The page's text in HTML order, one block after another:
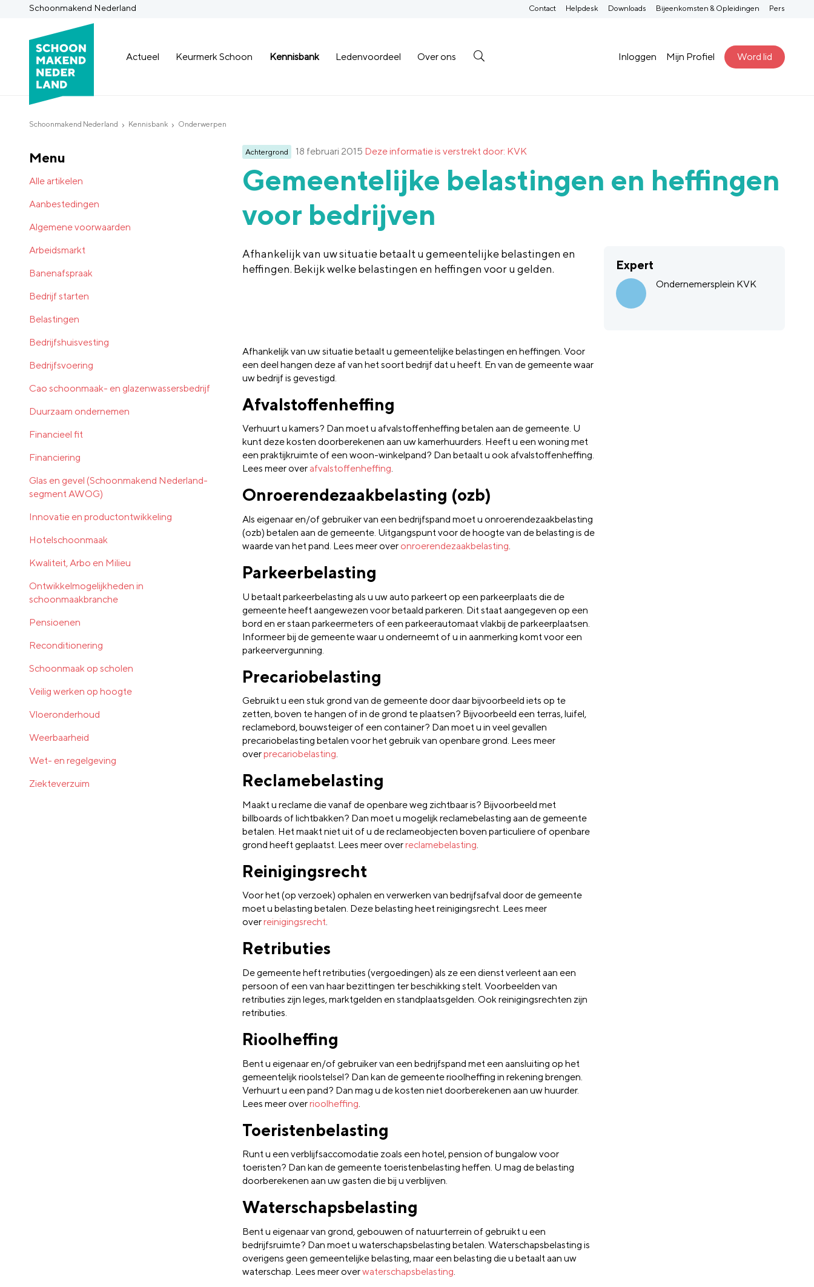
Schoonmakend Nederland
Actueel Keurmerk Schoon Kennisbank Ledenvoordeel Over ons Inloggen Mijn Profiel Word lid
Contact Helpdesk Downloads Bijeenkomsten & Opleidingen Pers
Schoonmakend Nederland Kennisbank Onderwerpen
Achtergrond 18 februari 2015 Deze informatie is verstrekt door: KVK
Gemeentelijke belastingen en heffingen
voor bedrijven
Afhankelijk van uw situatie betaalt u gemeentelijke belastingen en
heffingen. Bekijk welke belastingen en heffingen voor u gelden.
Expert
Ondernemersplein KVK
Afhankelijk van uw situatie betaalt u gemeentelijke belastingen en heffingen. Voor
een deel hangen deze af van het soort bedrijf dat u heeft. En van de gemeente waar
uw bedrijf is gevestigd.
Afvalstoffenheffing
Verhuurt u kamers? Dan moet u afvalstoffenheffing betalen aan de gemeente. U
kunt deze kosten doorberekenen aan uw kamerhuurders. Heeft u een woning met
een praktijkruimte of een woon-winkelpand? Dan betaalt u ook afvalstoffenheffing.
Lees meer over afvalstoffenheffing.
Onroerendezaakbelasting (ozb)
Als eigenaar en/of gebruiker van een bedrijfspand moet u onroerendezaakbelasting
(ozb) betalen aan de gemeente. Uitgangspunt voor de hoogte van de belasting is de
waarde van het pand. Lees meer over onroerendezaakbelasting.
Parkeerbelasting
U betaalt parkeerbelasting als u uw auto parkeert op een parkeerplaats die de
gemeente heeft aangewezen voor betaald parkeren. Dit staat aangegeven op een
bord en er staan parkeermeters of een parkeerautomaat vlakbij de parkeerplaatsen.
Informeer bij de gemeente waar u onderneemt of u in aanmerking komt voor een
parkeervergunning.
Precariobelasting
Gebruikt u een stuk grond van de gemeente door daar bijvoorbeeld iets op te
zetten, boven te hangen of in de grond te plaatsen? Bijvoorbeeld een terras, luifel,
reclamebord, bouwsteiger of een container? Dan moet u in veel gevallen
precariobelasting betalen voor het gebruik van openbare grond. Lees meer
overprecariobelasting.
Reclamebelasting
Maakt u reclame die vanaf de openbare weg zichtbaar is? Bijvoorbeeld met
billboards of lichtbakken? Dan moet u mogelijk reclamebelasting aan de gemeente
betalen. Het maakt niet uit of u de reclameobjecten boven particuliere of openbare
grond heeft geplaatst. Lees meer overreclamebelasting
Reinigingsrecht
Voor het (op verzoek) ophalen en verwerken van bedrijfsafval door de gemeente
moet u belasting betalen. Deze belasting heet reinigingsrecht. Lees meer
overreinigingsrecht.
Retributies
De gemeente heft retributies (vergoedingen) als ze een dienst verleent aan een
persoon of een van haar bezittingen ter beschikking stelt. Voorbeelden van
retributies zijn leges, marktgelden en standplaatsgelden. Ook reinigingsrechten zijn
retributies.
Rioolheffing
Bent u eigenaar en/of gebruiker van een bedrijfspand met een aansluiting op het
gemeentelijk rioolstelsel? Dan kan de gemeente rioolheffing in rekening brengen.
Verhuurt u een pand? Dan mag u de kosten niet doorberekenen aan uw huurder.
Lees meer overrioolheffing
Toeristenbelasting
Runt u een verblijfsaccomodatie zoals een hotel, pension of bungalow voor
toeristen? Dan kan de gemeente toeristenbelasting heffen. U mag de belasting
doorberekenen aan uw gasten die bij u verblijven.
Waterschapsbelasting
Bent u eigenaar van grond, gebouwen of natuurterrein of gebruikt u een
bedrijfsruimte? Dan moet u waterschapsbelasting betalen. Waterschapsbelasting is
overigens geen gemeentelijke belasting, maar een belasting die u betaalt aan uw
waterschap. Lees meer overwaterschapsbelasting
Menu
Alle artikelen
Aanbestedingen
Algemene voorwaarden
Arbeidsmarkt
Banenafspraak
Bedrijf starten
Belastingen
Bedrijfshuisvesting
Bedrijfsvoering
Cao schoonmaak- en glazenwassersbedrijf
Duurzaam ondernemen
Financieel fit
Financiering
Glas en gevel (Schoonmakend Nederland-
segment AWOG)
Innovatie en productontwikkeling
Hotelschoonmaak
Kwaliteit, Arbo en Milieu
Ontwikkelmogelijkheden in
schoonmaakbranche
Pensioenen
Reconditionering
Schoonmaak op scholen
Veilig werken op hoogte
Vloeronderhoud
Weerbaarheid
Wet- en regelgeving
Ziekteverzuim